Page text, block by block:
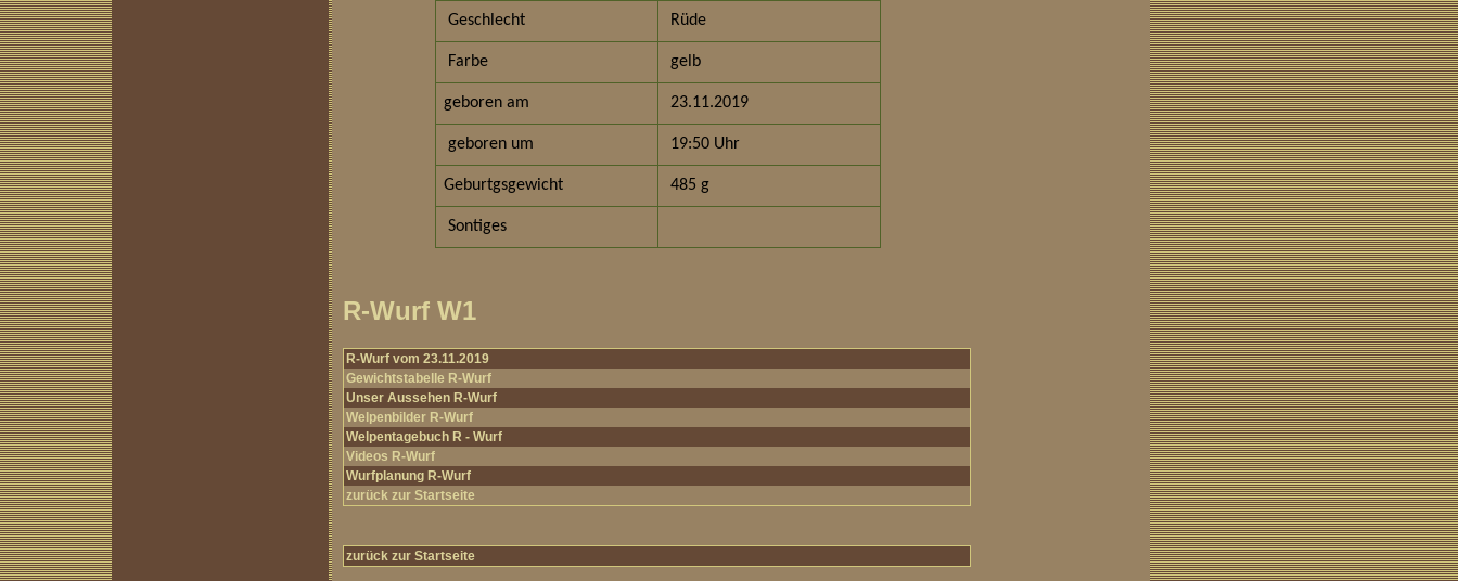
Geschlecht Rüde
Farbe gelb
geboren am 23.11.2019
geboren um 19:50 Uhr
Geburtgsgewicht 485 g
Sontiges
R-Wurf W1
R-Wurf vom 23.11.2019
Gewichtstabelle R-Wurf
Unser Aussehen R-Wurf
Welpenbilder R-Wurf
Welpentagebuch R - Wurf
Videos R-Wurf
Wurfplanung R-Wurf
zurück zur Startseite
zurück zur Startseite